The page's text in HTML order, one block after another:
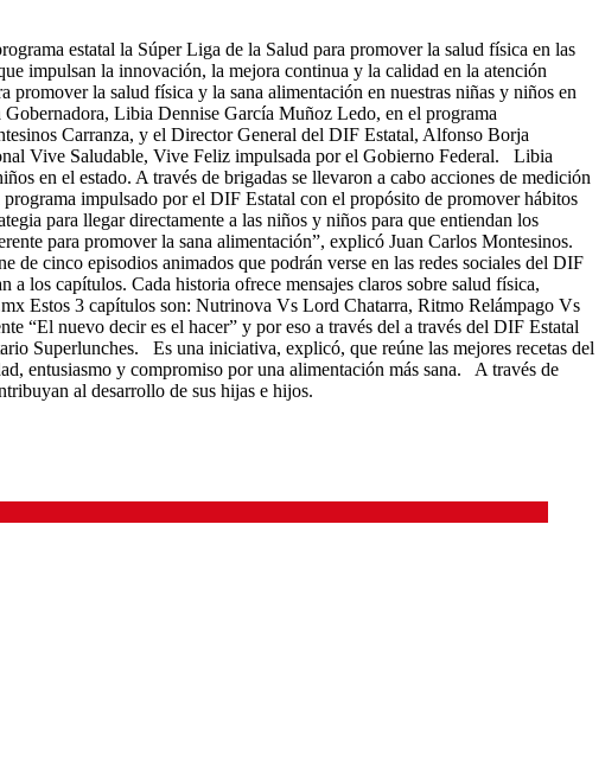
estatal la Súper Liga de la Salud para promover la salud física en las
impulsan la innovación, la mejora continua y la calidad en la atención
la salud física y la sana alimentación en nuestras niñas y niños en
Libia Dennise García Muñoz Ledo, en el programa
Carranza, y el Director General del DIF Estatal, Alfonso Borja
Vive Saludable, Vive Feliz impulsada por el Gobierno Federal. Libia
en el estado. A través de brigadas se llevaron a cabo acciones de medición
impulsado por el DIF Estatal con el propósito de promover hábitos
para llegar directamente a las niños y niños para que entiendan los
para promover la sana alimentación”, explicó Juan Carlos Montesinos.
de cinco episodios animados que podrán verse en las redes sociales del DIF
a los capítulos. Cada historia ofrece mensajes claros sobre salud física,
Estos 3 capítulos son: Nutrinova Vs Lord Chatarra, Ritmo Relámpago Vs
“El nuevo decir es el hacer” y por eso a través del a través del DIF Estatal
Superlunches. Es una iniciativa, explicó, que reúne las mejores recetas del
entusiasmo y compromiso por una alimentación más sana. A través de
al desarrollo de sus hijas e hijos.